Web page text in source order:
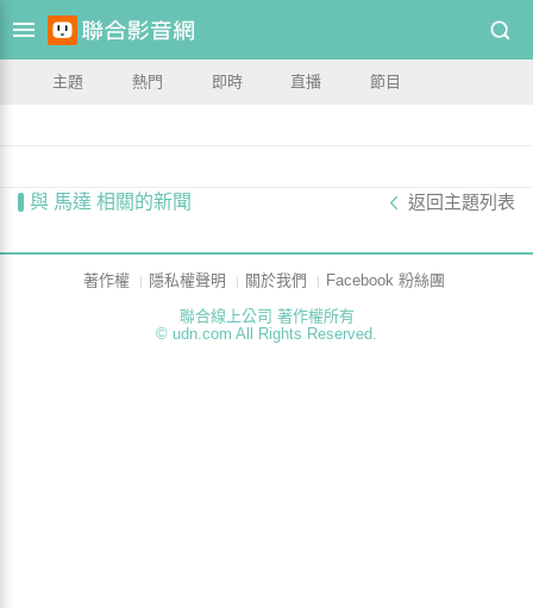
主題 熱門 即時 直播 節目
與 馬達 相關的新聞 返回主題列表
著作權 隱私權聲明 關於我們
Facebook 粉絲團
聯合線上公司 著作權所有
© udn.com All Rights Reserved.